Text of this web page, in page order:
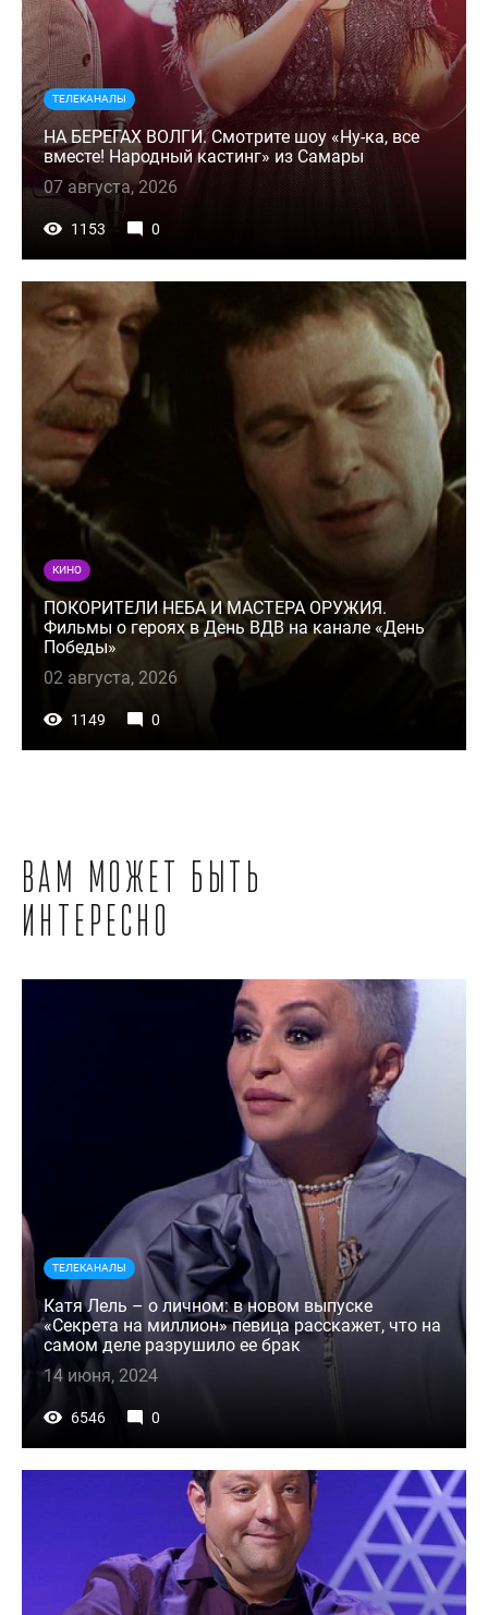
ТЕЛЕКАНАЛЫ
НА БЕРЕГАХ ВОЛГИ. Смотрите шоу «Ну-ка, все
вместе! Народный кастинг» из Самары
07 августа, 2026
1153 0
КИНО
ПОКОРИТЕЛИ НЕБА И МАСТЕРА ОРУЖИЯ.
Фильмы о героях в День ВДВ на канале «День
Победы»
02 августа, 2026
1149 0
Вам может быть
интересно
ТЕЛЕКАНАЛЫ
Катя Лель – о личном: в новом выпуске
«Секрета на миллион» певица расскажет, что на
самом деле разрушило ее брак
14 июня, 2024
6546 0